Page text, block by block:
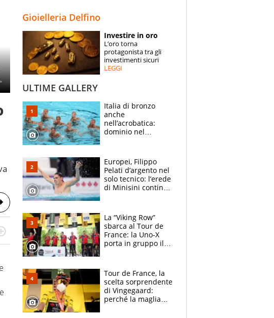
ESPERTI
CONTATTI
Gioielleria Delfino
Investire in oro
L’oro torna
protagonista tra gli
investimenti sicuri
LEGGI
ULTIME GALLERY
Italia di bronzo
anche
nell’acrobatica:
dominio nel
e compagni
continuare
Europei, Filippo
Pelati d’argento nel
solo tecnico: l’erede
di Minisini continua
mirino
La “Viking Row”
sbarca al Tour de
France: la Uno-X
porta in gruppo il
compagni
Tour de France, la
scelta sorprendente
di Vingegaard:
perché la maglia